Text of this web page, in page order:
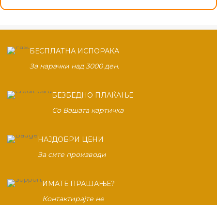
БЕСПЛАТНА ИСПОРАКА
За нарачки над 3000 ден.
БЕЗБЕДНО ПЛАЌАЊЕ
Со Вашата картичка
НАЈДОБРИ ЦЕНИ
За сите производи
ИМАТЕ ПРАШАЊЕ?
Контактирајте не